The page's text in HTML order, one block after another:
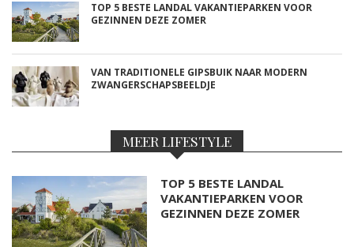
TOP 5 BESTE LANDAL VAKANTIEPARKEN VOOR
GEZINNEN DEZE ZOMER
VAN TRADITIONELE GIPSBUIK NAAR MODERN
ZWANGERSCHAPSBEELDJE
MEER LIFESTYLE
TOP 5 BESTE LANDAL
VAKANTIEPARKEN VOOR
GEZINNEN DEZE ZOMER